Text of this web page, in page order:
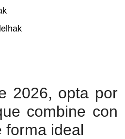
2026, opta por
combine con
forma ideal